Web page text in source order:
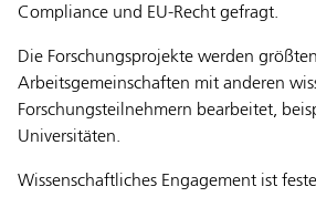
Compliance und EU-Recht gefragt.
Die Forschungsprojekte werden
Arbeitsgemeinschaften mit anderen
Forschungsteilnehmern bearbeitet,
Universitäten.
Wissenschaftliches Engagement ist